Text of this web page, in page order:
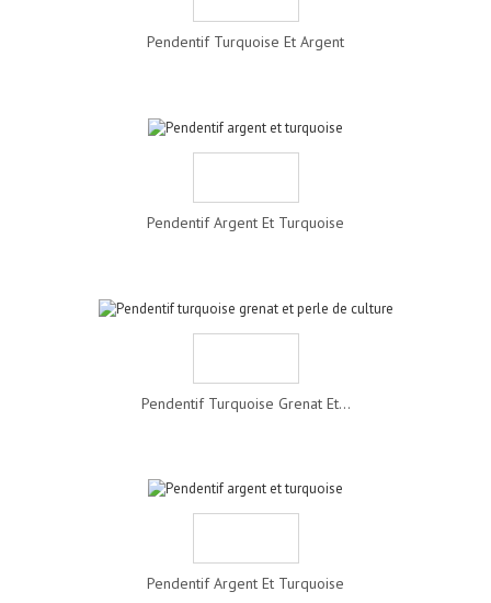
Pendentif Turquoise Et Argent
Pendentif Argent Et Turquoise
Pendentif Turquoise Grenat Et...
Pendentif Argent Et Turquoise